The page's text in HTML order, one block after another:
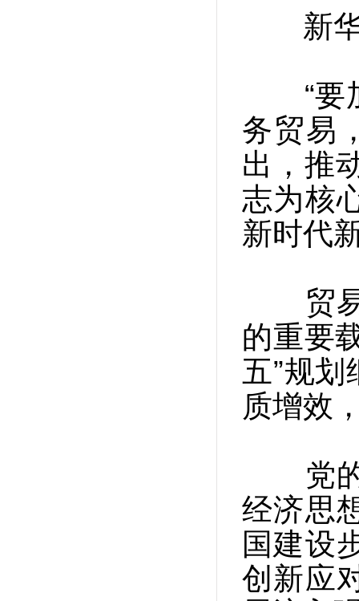
新华
“要加
务贸易
出，推
志为核
新时代
贸易
的重要
五”规
质增效
党的
经济思
国建设
创新应